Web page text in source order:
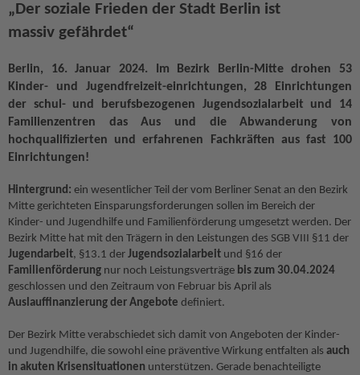
Seminarräume
STADTTEILARBEIT
PROFIL | LEITBILD
Bereiche im Überblick
Kinder- und Jugendschutz
Unsere Videos
Gesellschafter VdK
schoolcoach BTL
tandem international
KARRIERE
Stellenangebote
tandem als Arbeitgeberin
NEWS/BLOG
unkuerzbar
Briefe an Kai
„Der soziale Frieden der Stadt Berlin ist
massiv gefährdet“
Berlin, 16. Januar 2024. Im Bezirk Berlin-Mitte drohen 53
Kinder- und Jugendfreizeit-einrichtungen, 28 Einrichtungen
der schul- und berufsbezogenen Jugendsozialarbeit und 14
Familienzentren das Aus und die Abwanderung von
hochqualifizierten und erfahrenen Fachkräften aus fast 100
Einrichtungen!
Hintergrund: ein wesentlicher Teil der vom Berliner Senat an den Bezirk
Mitte gerichteten Einsparungsforderungen sollen im Bereich der
Kinder- und Jugendhilfe und Familienförderung umgesetzt werden. Der
Bezirk Mitte hat mit den Trägern in den Leistungen des SGB VIII §11 der
Jugendarbeit, §13.1 der Jugendsozialarbeit und §16 der
Familienförderung nur noch Leistungsverträge bis zum 30.04.2024
geschlossen und den Zeitraum von Februar bis April als
Auslauffinanzierung der Angebote definiert.
Der Bezirk Mitte verabschiedet sich damit von Angeboten der Kinder-
und Jugendhilfe, die sowohl eine präventive Wirkung entfalten als auch
in akuten Krisensituationen unterstützen. Gerade benachteiligte